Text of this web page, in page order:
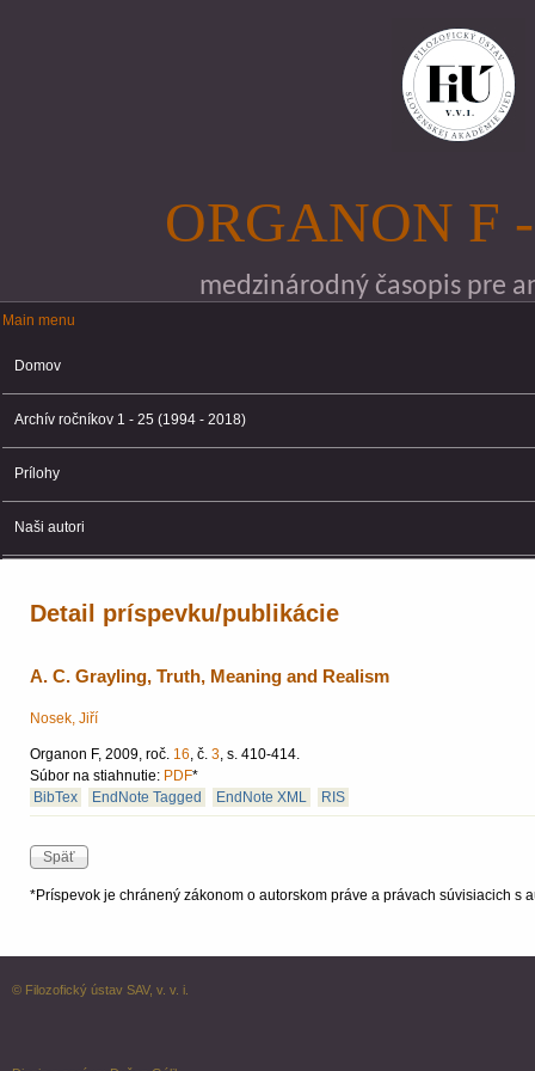
ORGANON F
medzinárodný časopis pre
Main menu
Main menu
Domov
Archív ročníkov 1 - 25 (1994 - 2018)
Prílohy
Naši autori
Detail príspevku/publikácie
A. C. Grayling, Truth, Meaning and Realism
Nosek, Jiří
Organon F, 2009, roč. 16, č. 3, s. 410-414.
Súbor na stiahnutie: PDF*
BibTex
EndNote Tagged EndNote XML RIS
*Príspevok je chránený zákonom o autorskom práve a právach súvisiacich s
© Filozofický ústav SAV, v. v. i.